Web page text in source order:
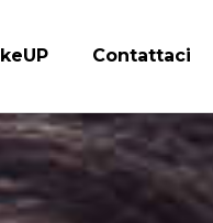
Contattaci